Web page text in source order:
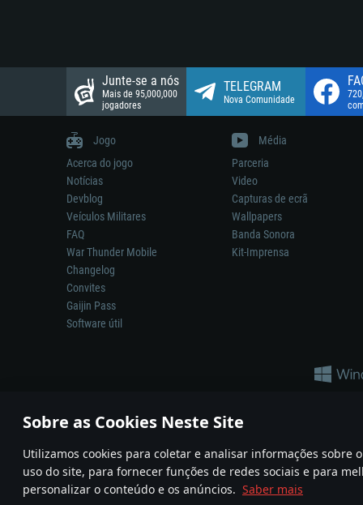
Sobre as Cookies Neste Site
Utilizamos cookies para coletar e analisar informações sobre
uso do site, para fornecer funções de redes sociais e para
personalizar o conteúdo e os anúncios. Saber mais
Junte-se a nós
Mais de 95,000,000
jogadores
TELEGRAM
Nova Comunidade
Jogo
Acerca do jogo
Notícias
Devblog
Veículos Militares
FAQ
War Thunder Mobile
Changelog
Convites
Gaijin Pass
Software útil
Média
Parceria
Video
Capturas de ecrã
Wallpapers
Banda Sonora
Kit-Imprensa
A reprodução de qualquer sistema de armas ou veículo neste
© 2011—2026 Gaijin Games Kft. All trademarks, logos and brand
Termos e condições Termos de Serviço